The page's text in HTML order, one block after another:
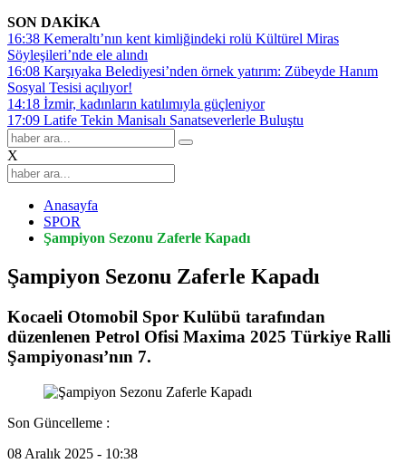
SON DAKİKA
16:38 Kemeraltı’nın kent kimliğindeki rolü Kültürel Miras
Söyleşileri’nde ele alındı
16:08 Karşıyaka Belediyesi’nden örnek yatırım: Zübeyde Hanım
Sosyal Tesisi açılıyor!
14:18 İzmir, kadınların katılımıyla güçleniyor
17:09 Latife Tekin Manisalı Sanatseverlerle Buluştu
X
Anasayfa
SPOR
Şampiyon Sezonu Zaferle Kapadı
Şampiyon Sezonu Zaferle Kapadı
Kocaeli Otomobil Spor Kulübü tarafından
düzenlenen Petrol Ofisi Maxima 2025 Türkiye Ralli
Şampiyonası’nın 7.
Son Güncelleme :
08 Aralık 2025 - 10:38